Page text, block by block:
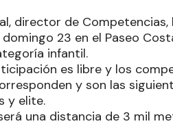
director de
23 en el Paseo
infantil.
es libre y los
y son las
y elite.
una distancia de 3 mil